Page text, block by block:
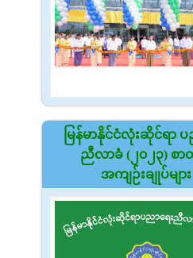
မြန်မာနိုင်ငံလုံးဆိုင်ရာ ပ
ညီလာခံ (၂၀၂၃) စာ
အကျဉ်းချုပ်များ